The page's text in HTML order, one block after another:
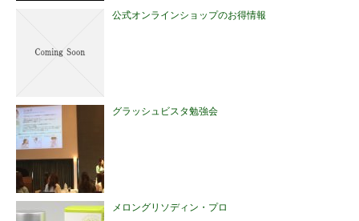
公式オンラインショップのお得情報
グラッシュビスタ勉強会
メロングリソディン・プロ